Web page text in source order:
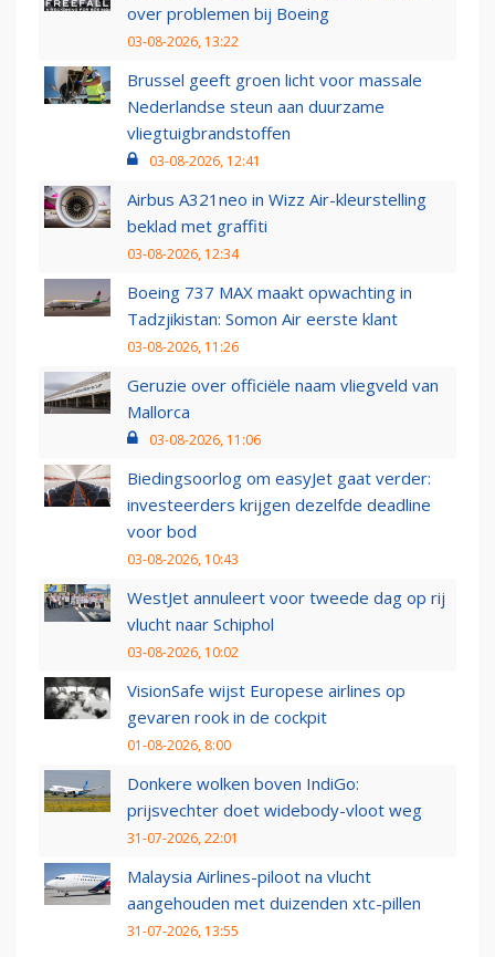
over problemen bij Boeing
03-08-2026, 13:22
Brussel geeft groen licht voor massale
Nederlandse steun aan duurzame
vliegtuigbrandstoffen
03-08-2026, 12:41
Airbus A321neo in Wizz Air-kleurstelling
beklad met graffiti
03-08-2026, 12:34
Boeing 737 MAX maakt opwachting in
Tadzjikistan: Somon Air eerste klant
03-08-2026, 11:26
Geruzie over officiële naam vliegveld van
Mallorca
03-08-2026, 11:06
Biedingsoorlog om easyJet gaat verder:
investeerders krijgen dezelfde deadline
voor bod
03-08-2026, 10:43
WestJet annuleert voor tweede dag op rij
vlucht naar Schiphol
03-08-2026, 10:02
VisionSafe wijst Europese airlines op
gevaren rook in de cockpit
01-08-2026, 8:00
Donkere wolken boven IndiGo:
prijsvechter doet widebody-vloot weg
31-07-2026, 22:01
Malaysia Airlines-piloot na vlucht
aangehouden met duizenden xtc-pillen
31-07-2026, 13:55